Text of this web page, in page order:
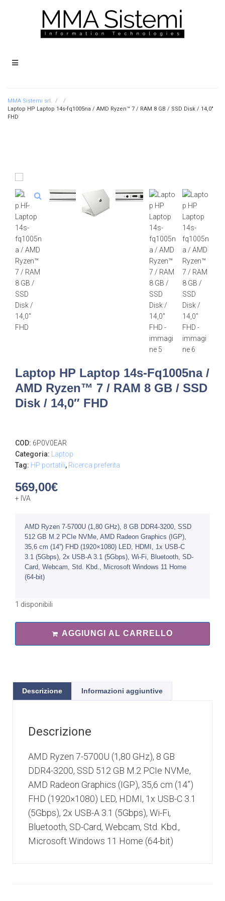
MMA Sistemi srl. /
/
Laptop HP Laptop 14s-fq1005na / AMD Ryzen™ 7 / RAM 8 GB / SSD Disk / 14,0″
FHD
Laptop HP Laptop 14s-Fq1005na /
AMD Ryzen™ 7 / RAM 8 GB / SSD
Disk / 14,0″ FHD
COD: 6P0V0EAR
Categoria:
Laptop
Tag: HP portatili, Ricerca preferita
569,00€
+ IVA
AMD Ryzen 7-5700U (1,80 GHz), 8 GB DDR4-3200, SSD
512 GB M.2 PCIe NVMe, AMD Radeon Graphics (IGP),
35,6 cm (14”) FHD (1920×1080) LED, HDMI, 1x USB-C
3.1 (5Gbps), 2x USB-A 3.1 (5Gbps), Wi-Fi, Bluetooth, SD-
Card, Webcam, Std. Kbd., Microsoft Windows 11 Home
(64-bit)
1 disponibili
AGGIUNGI AL CARRELLO
Descrizione Informazioni aggiuntive
Descrizione
AMD Ryzen 7-5700U (1,80 GHz), 8 GB
DDR4-3200, SSD 512 GB M.2 PCIe NVMe,
AMD Radeon Graphics (IGP), 35,6 cm (14”)
FHD (1920×1080) LED, HDMI, 1x USB-C 3.1
(5Gbps), 2x USB-A 3.1 (5Gbps), Wi-Fi,
Bluetooth, SD-Card, Webcam, Std. Kbd.,
Microsoft Windows 11 Home (64-bit)